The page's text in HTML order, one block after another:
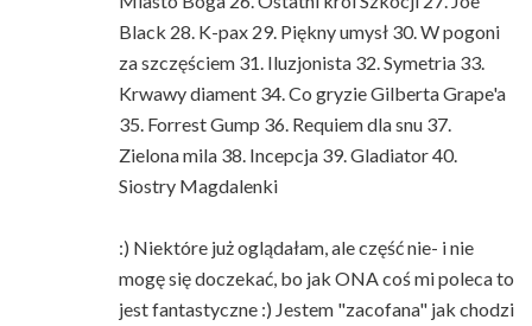
Black 28. K-pax 29. Piękny umysł 30. W pogoni
za szczęściem 31. Iluzjonista 32. Symetria 33.
Krwawy diament 34. Co gryzie Gilberta Grape'a
35. Forrest Gump 36. Requiem dla snu 37.
Zielona mila 38. Incepcja 39. Gladiator 40.
Siostry Magdalenki
:) Niektóre już oglądałam, ale część nie- i nie
mogę się doczekać, bo jak ONA coś mi poleca to
jest fantastyczne :) Jestem "zacofana" jak chodzi